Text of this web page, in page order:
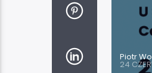
Piotr
24